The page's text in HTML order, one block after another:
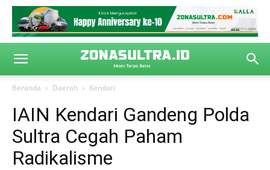
Beranda Daerah Kendari
IAIN Kendari Gandeng Polda
Sultra Cegah Paham
Radikalisme